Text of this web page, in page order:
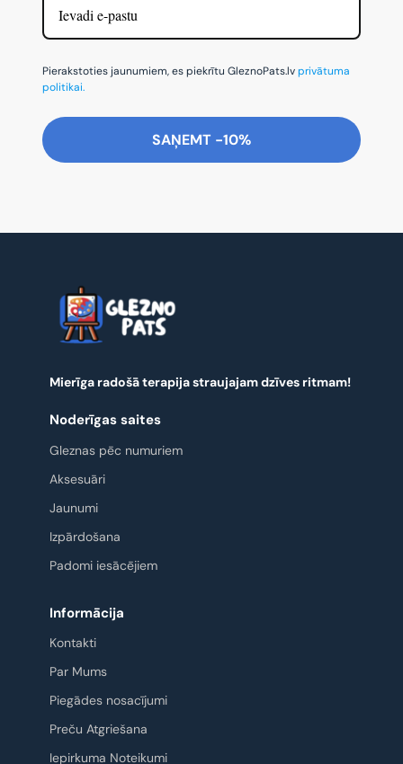
Pierakstoties jaunumiem, es piekrītu GleznoPats.lvprivātuma
politikai.
SAŅEMT -10%
Mierīga radošā terapija straujajam dzīves ritmam!
Noderīgas saites
Gleznas pēc numuriem
Aksesuāri
Jaunumi
Izpārdošana
Padomi iesācējiem
Informācija
Kontakti
Par Mums
Piegādes nosacījumi
Preču Atgriešana
Iepirkuma Noteikumi